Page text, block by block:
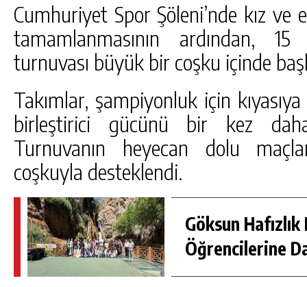
Cumhuriyet Spor Şöleni’nde kız ve
tamamlanmasının ardından,
turnuvası büyük bir coşku içinde
Takımlar, şampiyonluk için
birleştirici gücünü bir kez
Turnuvanın heyecan dolu
coşkuyla desteklendi.
Göksun Hafızlık
Öğrencilerine